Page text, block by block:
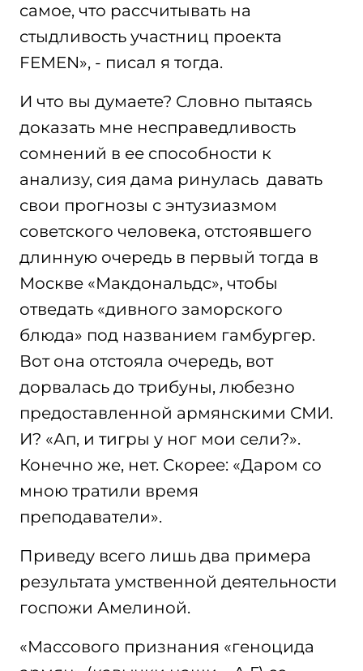
самое, что рассчитывать на
стыдливость участниц проекта
FEMEN», - писал я тогда.
И что вы думаете? Словно пытаясь
доказать мне несправедливость
сомнений в ее способности к
анализу, сия дама ринулась давать
свои прогнозы с энтузиазмом
советского человека, отстоявшего
длинную очередь в первый тогда в
Москве «Макдональдс», чтобы
отведать «дивного заморского
блюда» под названием гамбургер.
Вот она отстояла очередь, вот
дорвалась до трибуны, любезно
предоставленной армянскими СМИ.
И? «Ап, и тигры у ног мои сели?».
Конечно же, нет. Скорее: «Даром со
мною тратили время
преподаватели».
Приведу всего лишь два примера
результата умственной деятельности
госпожи Амелиной.
«Массового признания «геноцида